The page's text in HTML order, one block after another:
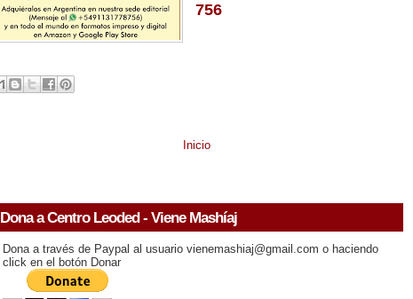
756
Inicio
Dona a Centro Leoded - Viene Mashíaj
Dona a través de Paypal al usuario vienemashiaj@gmail.com o haciendo
click en el botón Donar